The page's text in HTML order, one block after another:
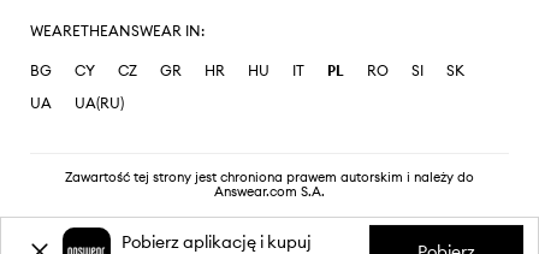
WEARETHEANSWEAR IN:
BG CY CZ GR HR HU IT PL RO SI
SK
UA
UA(RU)
Zawartość tej strony jest chroniona prawem autorskim i należy do
Answear.com S.A.
Pobierz aplikację i kupuj